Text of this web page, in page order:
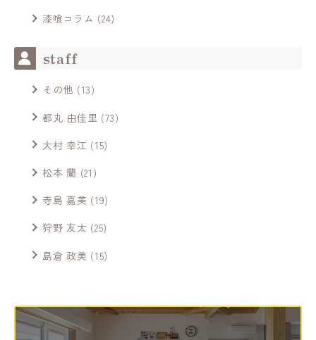
漆喰コラム (24)
staff
その他 (13)
都丸 由佳里 (73)
大村 幸江 (15)
松本 蘭 (21)
寺島 嘉美 (19)
狩野 友太 (25)
島倉 政美 (15)